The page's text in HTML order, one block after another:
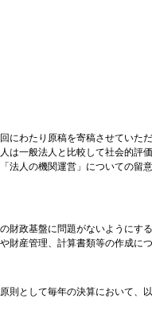
わたり原稿を寄稿させていた
は一般法人と比較して社会的
人の機関運営」についての留
政基盤に問題がないようにす
財産管理、計算書類等の作成に
則として毎年の決算において、